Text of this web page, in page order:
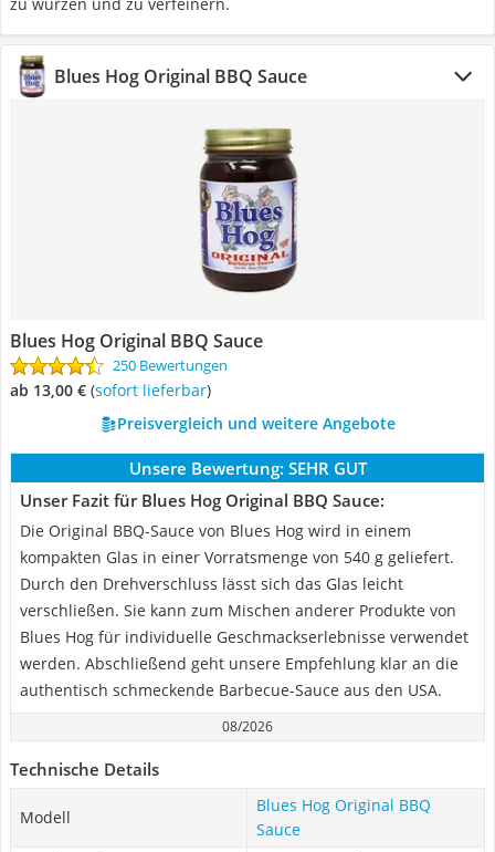
Blues Hog Original BBQ Sauce
Blues Hog Original BBQ Sauce
250 Bewertungen
ab 13,00 € ( Sofort lieferbar)
Preisvergleich und weitere Angebote
Unsere Bewertung: SEHR GUT
Unser Fazit für Blues Hog Original BBQ Sauce:
Die Original BBQ-Sauce von Blues Hog wird in einem
kompakten Glas in einer Vorratsmenge von 540 g geliefert.
Durch den Drehverschluss lässt sich das Glas leicht
verschließen. Sie kann zum Mischen anderer Produkte von
Blues Hog für individuelle Geschmackserlebnisse verwendet
werden. Abschließend geht unsere Empfehlung klar an die
authentisch schmeckende Barbecue-Sauce aus den USA.
08/2026
Technische Details
Modell
Blues Hog Original BBQ
Sauce